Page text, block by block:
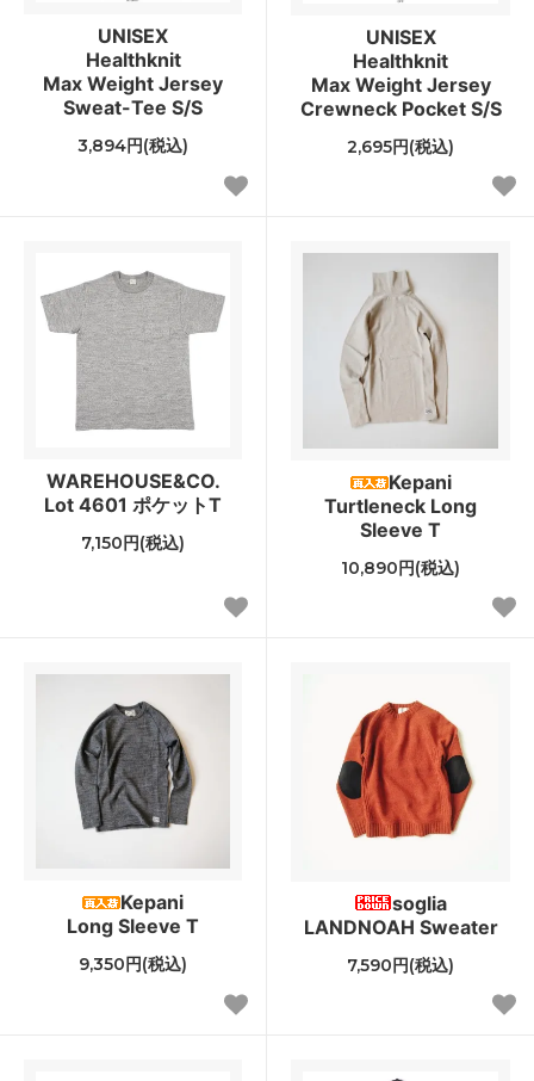
UNISEX
Healthknit
Max Weight Jersey
Sweat-Tee S/S
3,894円(税込)
UNISEX
Healthknit
Max Weight Jersey
Crewneck Pocket S/S
2,695円(税込)
WAREHOUSE&CO.
Lot 4601 ポケットT
7,150円(税込)
Kepani
Turtleneck Long
Sleeve T
10,890円(税込)
Kepani
Long Sleeve T
9,350円(税込)
soglia
LANDNOAH Sweater
7,590円(税込)